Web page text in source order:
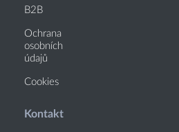
B2B
Ochrana
osobních
údajů
Cookies
Kontakt